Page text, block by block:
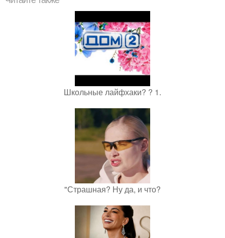
Школьные лайфхаки? ? 1.
"Страшная? Ну да, и что?